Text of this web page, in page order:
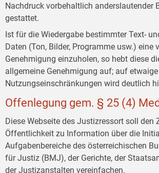
Nachdruck vorbehaltlich anderslautender
gestattet.
Ist für die Wiedergabe bestimmter Text-
Daten (Ton, Bilder, Programme usw.) eine
Genehmigung einzuholen, so hebt diese
allgemeine Genehmigung auf; auf etwaige
Nutzungseinschränkungen wird deutlich
Offenlegung gem. § 25 (4)
Diese Webseite des Justizressort soll den
Öffentlichkeit zu Information über die
Aufgabenbereiche des österreichischen
für Justiz (BMJ), der Gerichte, der
der Justizanstalten vereinfachen.